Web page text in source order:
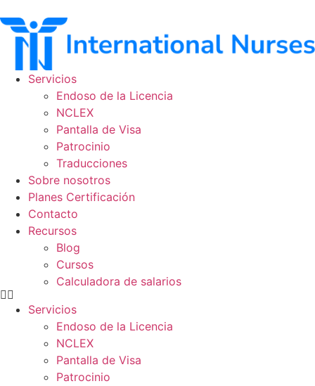
al
contenido
Servicios
Endoso de la Licencia
NCLEX
Pantalla de Visa
Patrocinio
Traducciones
Sobre nosotros
Planes Certificación
Contacto
Recursos
Blog
Cursos
Calculadora de salarios
Servicios
Endoso de la Licencia
NCLEX
Pantalla de Visa
Patrocinio